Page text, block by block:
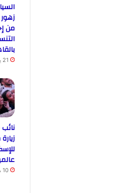
من
21 يونيو، 2026
10 مايو، 2026